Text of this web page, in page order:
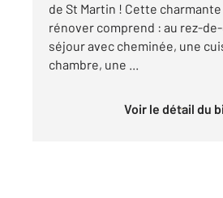
de St Martin ! Cette charmante
rénover comprend : au rez-
séjour avec cheminée, une
chambre, une ...
Voir le détail du